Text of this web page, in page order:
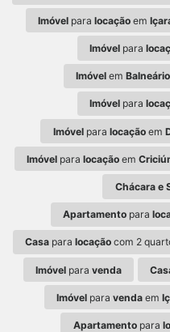
Imóvel paralocação em
Imóvel para
Imóvel em
Imóvel para
Imóvelpara locaçãoem
Imóvel paralocação em
Chácara e
Apartamento para
Casa paralocação com 2
Imóvelpara venda
Imóvelpara vendaem
Apartamentopara